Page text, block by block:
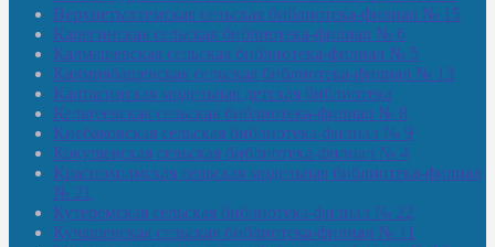
Верхнетыхтемская сельская библиотека-филиал № 15
Калегинская сельская библиотека-филиал № 6
Калмашевская сельская библиотека-филиал № 5
Калмиябашевская сельская библиотека-филиал № 13
Калтасинская модельная детская библиотека
Кельтеевская сельская библиотека-филиал № 8
Киебаковская сельская библиотека-филиал № 9
Кокушевская сельская библиотека-филиал № 4
Краснохолмская сельская модельная библиотека-филиал
№ 21
Кутеремская сельская библиотека-филиал № 22
Кучашевская сельская библиотека-филиал № 11